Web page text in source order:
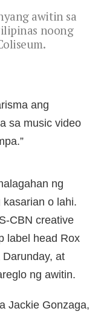
awitin sa
noong
ang
sa music video
ng
o lahi.
CBN creative
label head Rox
at
ng awitin.
Jackie Gonzaga,